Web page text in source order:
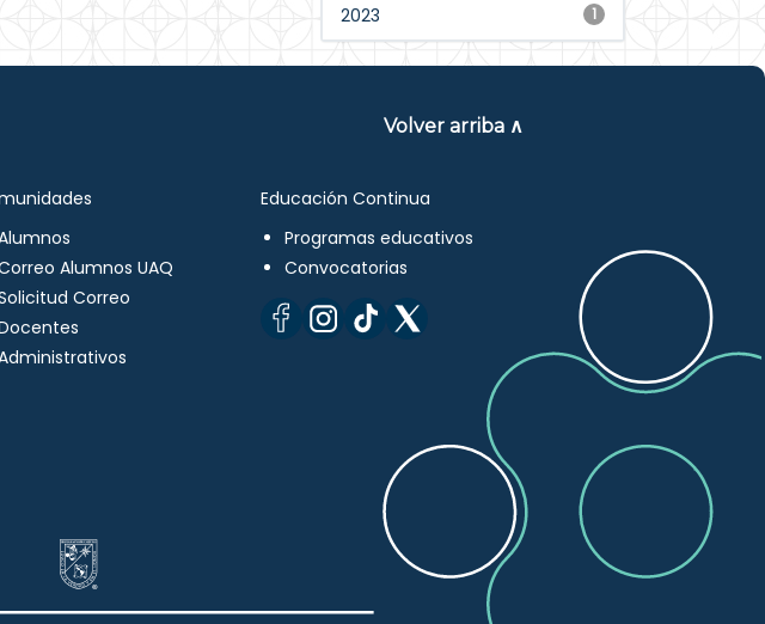
1
2023
Volver arriba ∧
Alumnos UAQ
Correo
Educación Continua
Programas educativos
Convocatorias